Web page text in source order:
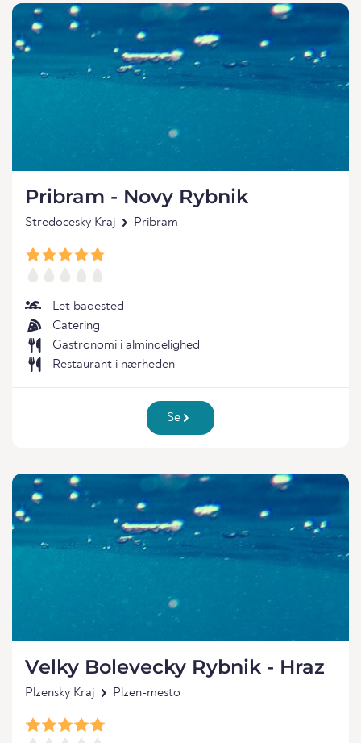
Pribram - Novy Rybnik
Stredocesky Kraj Pribram
Let badested
Catering
Gastronomi i almindelighed
Restaurant i nærheden
Se
Velky Bolevecky Rybnik - Hraz
Plzensky Kraj Plzen-mesto